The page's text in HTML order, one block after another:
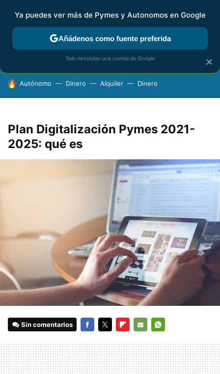
FISCALIDAD Y CONTABILIDAD KIT DIGITAL RENTA
HOY SE HABLA DE
Autónomo Dinero Alquiler Dinero
Plan Digitalización Pymes 2021-
2025: qué es
Sin comentarios
MAIL
×
Ya puedes ver más de Pymes y Autonomos en Google
Añádenos como fuente preferida
Solo necesitas una cuenta de Google